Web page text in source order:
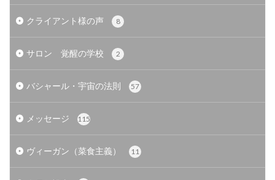
クライアント様の声 8
サロン 覚醒の学校 2
バシャール・宇宙の法則 57
メッセージ 115
ヴィーガン（菜食主義） 11